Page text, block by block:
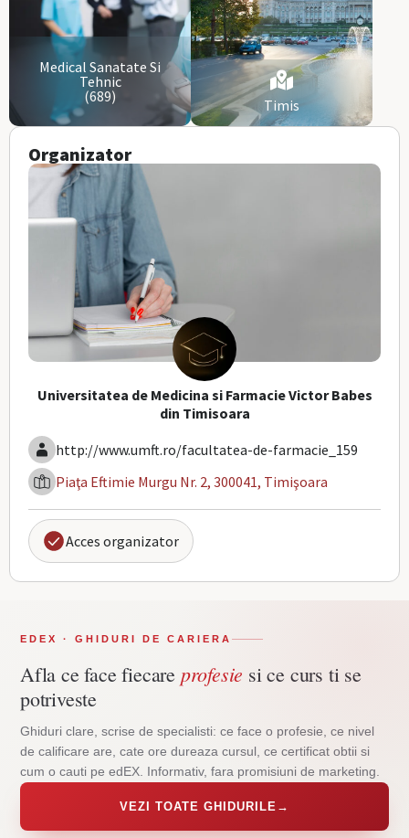
Organizator
Universitatea de Medicina si Farmacie Victor Babes
din Timisoara
http://www.umft.ro/facultatea-de-farmacie_159
Piaţa Eftimie Murgu Nr. 2, 300041, Timişoara
Acces organizator
Medical Sanatate Si
Tehnic
(689)
Timis
EDEX · GHIDURI DE CARIERA
Afla ce face fiecare profesie si ce curs ti se
potriveste
Ghiduri clare, scrise de specialisti: ce face o profesie, ce nivel
de calificare are, cate ore dureaza cursul, ce certificat obtii si
cum o cauti pe edEX. Informativ, fara promisiuni de marketing.
VEZI TOATE GHIDURILE →